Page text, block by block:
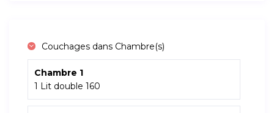
Couchages dans Chambre(s)
Chambre 1
1 Lit double 160